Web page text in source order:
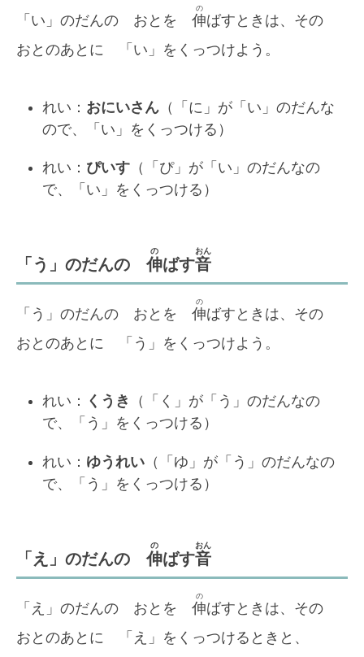
「い」のだんの おとを 伸
の
ばすときは、その
おとのあとに 「い」をくっつけよう。
れい： おにいさん （「に」が「い」のだんな
ので、「い」をくっつける）
れい： ぴいす （「ぴ」が「い」のだんなの
で、「い」をくっつける）
「う」のだんの伸
の
ばす音
おん
「う」のだんの おとを 伸
の
ばすときは、その
おとのあとに 「う」をくっつけよう。
れい： くうき
（「く」が「う」のだんなの
で、「う」をくっつける）
れい： ゆうれい （「ゆ」が「う」のだんなの
で、「う」をくっつける）
「え」のだんの伸
の
ばす音
おん
「え」のだんの おとを 伸
の
ばすときは、その
おとのあとに 「え」をくっつけるときと、